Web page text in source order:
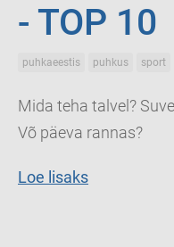
- TOP 10
puhkaeestis puhkus sport
Mida teha talvel?
Võ päeva rannas?
Loe lisaks